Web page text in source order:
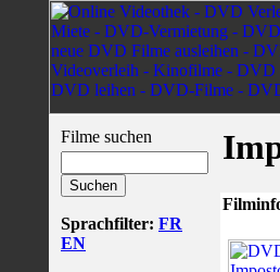
Filme suchen
Sprachfilter: FR
EN